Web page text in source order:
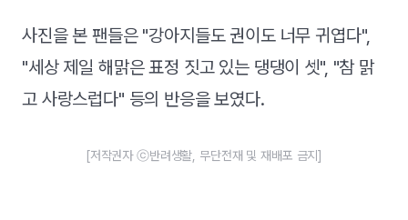
사진을 본 팬들은 "강아지들도 권이도 너무 귀엽다",
"세상 제일 해맑은 표정 짓고 있는 댕댕이 셋", "참 맑
고 사랑스럽다" 등의 반응을 보였다.
[저작권자 ⓒ반려생활, 무단전재 및 재배포 금지]